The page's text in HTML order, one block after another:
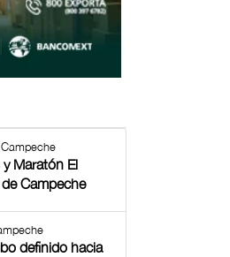
y Maratón El
Campeche
definido hacia